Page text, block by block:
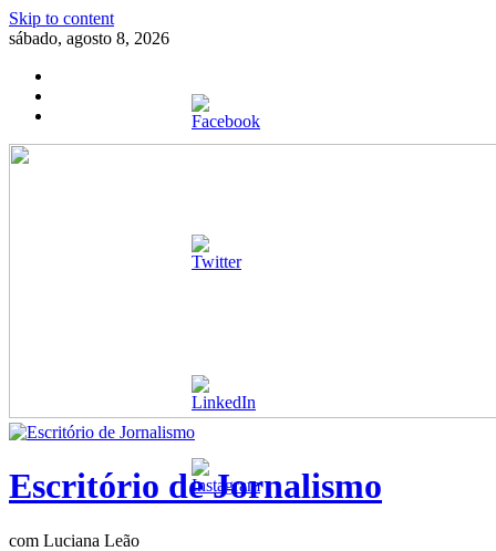
Skip to content
sábado, agosto 8, 2026
Escritório de Jornalismo
com Luciana Leão